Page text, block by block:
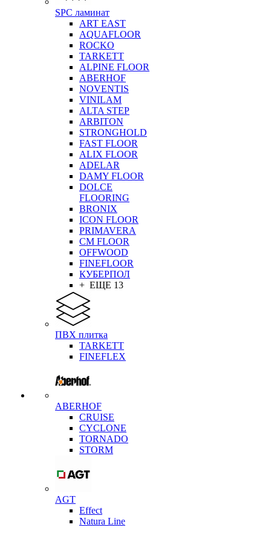
SPC ламинат
ART EAST
AQUAFLOOR
ROCKO
TARKETT
ALPINE FLOOR
ABERHOF
NOVENTIS
VINILAM
ALTA STEP
ARBITON
STRONGHOLD
FAST FLOOR
ALIX FLOOR
ADELAR
DAMY FLOOR
DOLCE
FLOORING
BRONIX
ICON FLOOR
PRIMAVERA
CM FLOOR
OFFWOOD
FINEFLOOR
КУБЕРПОЛ
+ ЕЩЕ 13
ПВХ плитка
TARKETT
FINEFLEX
ABERHOF
CRUISE
CYCLONE
TORNADO
STORM
AGT
Effect
Natura Line